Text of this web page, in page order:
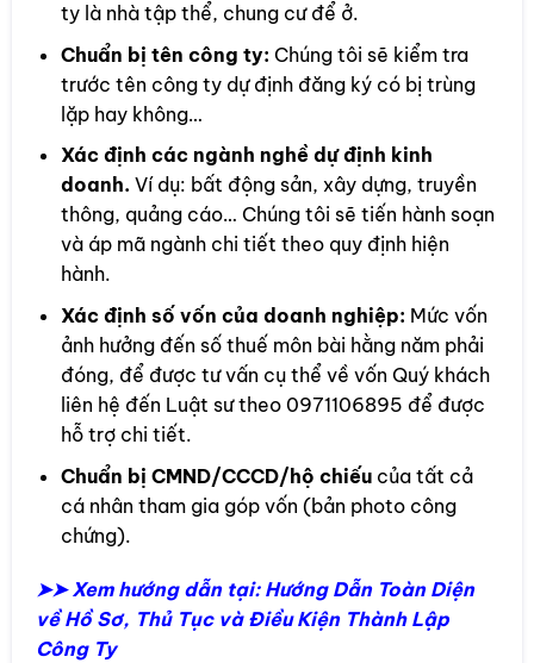
ty là nhà tập thể, chung cư để ở.
Chuẩn bị tên công ty: Chúng tôi sẽ kiểm tra
trước tên công ty dự định đăng ký có bị trùng
lặp hay không…
Xác định các ngành nghề dự định kinh
doanh. Ví dụ: bất động sản, xây dựng, truyền
thông, quảng cáo… Chúng tôi sẽ tiến hành soạn
và áp mã ngành chi tiết theo quy định hiện
hành.
Xác định số vốn của doanh nghiệp: Mức vốn
ảnh hưởng đến số thuế môn bài hằng năm phải
đóng, để được tư vấn cụ thể về vốn Quý khách
liên hệ đến Luật sư theo 0971106895 để được
hỗ trợ chi tiết.
Chuẩn bị CMND/CCCD/hộ chiếucủa tất cả
cá nhân tham gia góp vốn (bản photo công
chứng).
➤➤ Xem hướng dẫn tại: Hướng Dẫn Toàn Diện
về Hồ Sơ, Thủ Tục và Điều Kiện Thành Lập
Công Ty